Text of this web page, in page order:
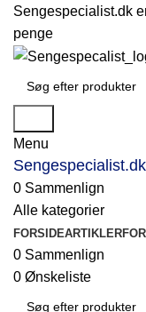
Sengespecialist.dk
penge
Menu
Sengespecialist.dk
0 Sammenlign
Alle kategorier
FORSIDEARTIKLER
0 Sammenlign
0 Ønskeliste